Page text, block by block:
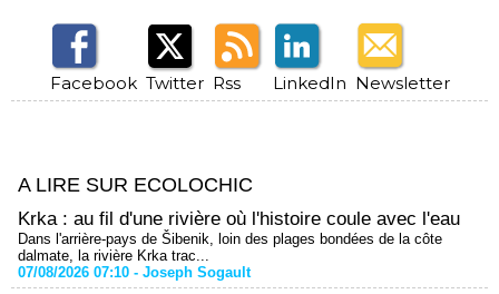
Facebook Twitter Rss LinkedIn Newsletter
A LIRE SUR ECOLOCHIC
Krka : au fil d'une rivière où l'histoire coule avec l'eau
Dans l'arrière-pays de Šibenik, loin des plages bondées de la côte
dalmate, la rivière Krka trac...
07/08/2026 07:10 - Joseph Sogault